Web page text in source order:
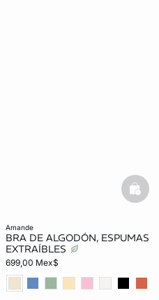
amande
BRA DE ALGODÓN, ESPUMAS
EXTRAÍBLES
699,00 Mex$